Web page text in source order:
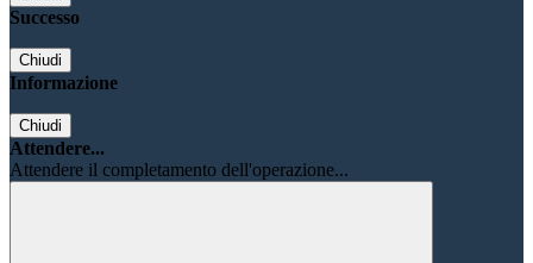
Successo
Chiudi
Informazione
Chiudi
Attendere...
Attendere il completamento dell'operazione...